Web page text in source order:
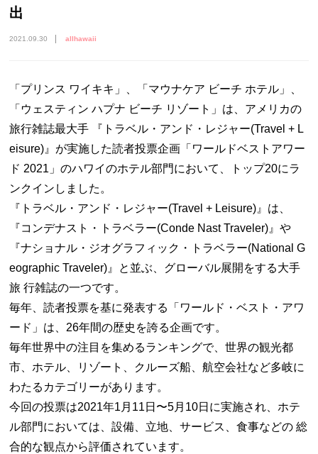
出
2021.09.30 allhawaii
「プリンス ワイキキ」、「マウナケア ビーチ ホテル」、
「ウェスティン ハプナ ビーチ リゾート」は、アメリカの
旅行雑誌最大手 『トラベル・アンド・レジャー(Travel + L
eisure)』が実施した読者投票企画「ワールドベストアワー
ド 2021」のハワイのホテル部門において、トップ20にラ
ンクインしました。
『トラベル・アンド・レジャー(Travel + Leisure)』は、
『コンデナスト・トラベラー(Conde Nast Traveler)』や
『ナショナル・ジオグラフィック・トラベラー(National G
eographic Traveler)』と並ぶ、グローバル展開をする大手
旅 行雑誌の一つです。
毎年、読者投票を基に発表する「ワールド・ベスト・アワ
ード」は、26年間の歴史を誇る企画です。
毎年世界中の注目を集めるランキングで、世界の観光都
市、ホテル、リゾート、クルーズ船、航空会社など多岐に
わたるカテゴリーがあります。
今回の投票は2021年1月11日〜5月10日に実施され、ホテ
ル部門においては、設備、立地、サービス、食事などの 総
合的な観点から評価されています。